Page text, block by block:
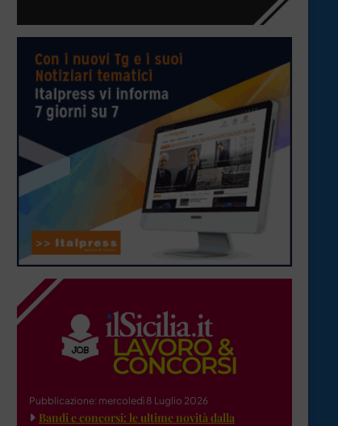
Pubblicazione: mercoledì 8 Luglio 2026
Bandi e concorsi: le ultime novità dalla